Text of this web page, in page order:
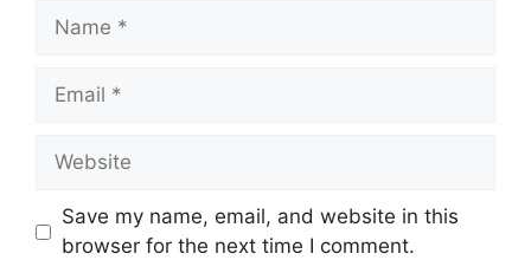
Name
Email
Website
Save my name, email, and website in this
browser for the next time I comment.